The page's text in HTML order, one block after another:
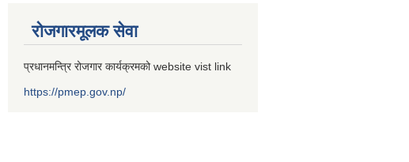
रोजगारमूलक सेवा
प्रधानमन्त्रि रोजगार कार्यक्रमको website vist link
https://pmep.gov.np/